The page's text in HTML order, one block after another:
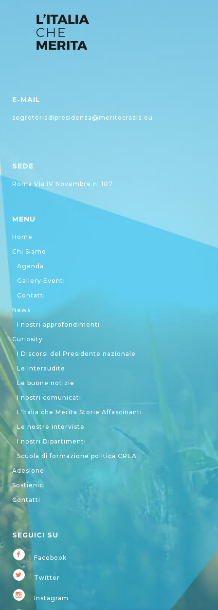
E-MAIL
segreteriadipresidenza@meritocrazia.eu
SEDE
Roma Via IV Novembre n. 107
MENU
Home
Chi Siamo
Agenda
Gallery Eventi
Contatti
News
I nostri approfondimenti
Curiosity
I Discorsi del Presidente nazionale
Le Interaudite
Le buone notizie
I nostri comunicati
L’Italia che Merita Storie Affascinanti
Le nostre interviste
I nostri Dipartimenti
Scuola di formazione politica CREA
Adesione
Sostienici
Contatti
SEGUICI SU
Facebook
Twitter
Instagram